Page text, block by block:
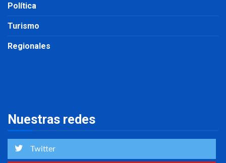
Política
Turismo
Regionales
Nuestras redes
Twitter